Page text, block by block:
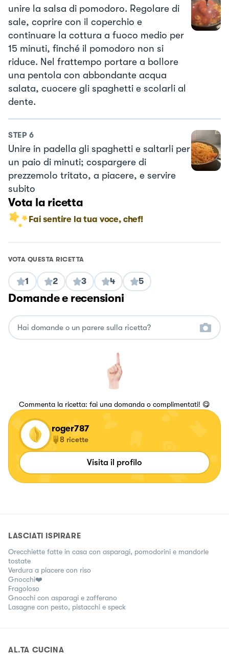
unire la salsa di pomodoro. Regolare di
sale, coprire con il coperchio e
continuare la cottura a fuoco medio per
15 minuti, finché il pomodoro non si
riduce. Nel frattempo portare a bollore
una pentola con abbondante acqua
salata, cuocere gli spaghetti e scolarli al
dente.
STEP 6
Unire in padella gli spaghetti e saltarli per
un paio di minuti; cospargere di
prezzemolo tritato, a piacere, e servire
subito
Vota la ricetta
Fai sentire la tua voce, chef!
VOTA QUESTA RICETTA
1 2 3 4 5
Domande e recensioni
Commenta la ricetta: fai una domanda o complimentati! 😋
roger787
8 ricette
Visita il profilo
LASCIATI ISPIRARE
Orecchiette fatte in casa con asparagi, pomodorini e mandorle
tostate
Verdura a piacere con riso
Gnocchi❤️
Fragoloso
Gnocchi con asparagi e zafferano
Lasagne con pesto, pistacchi e speck
AL.TA CUCINA